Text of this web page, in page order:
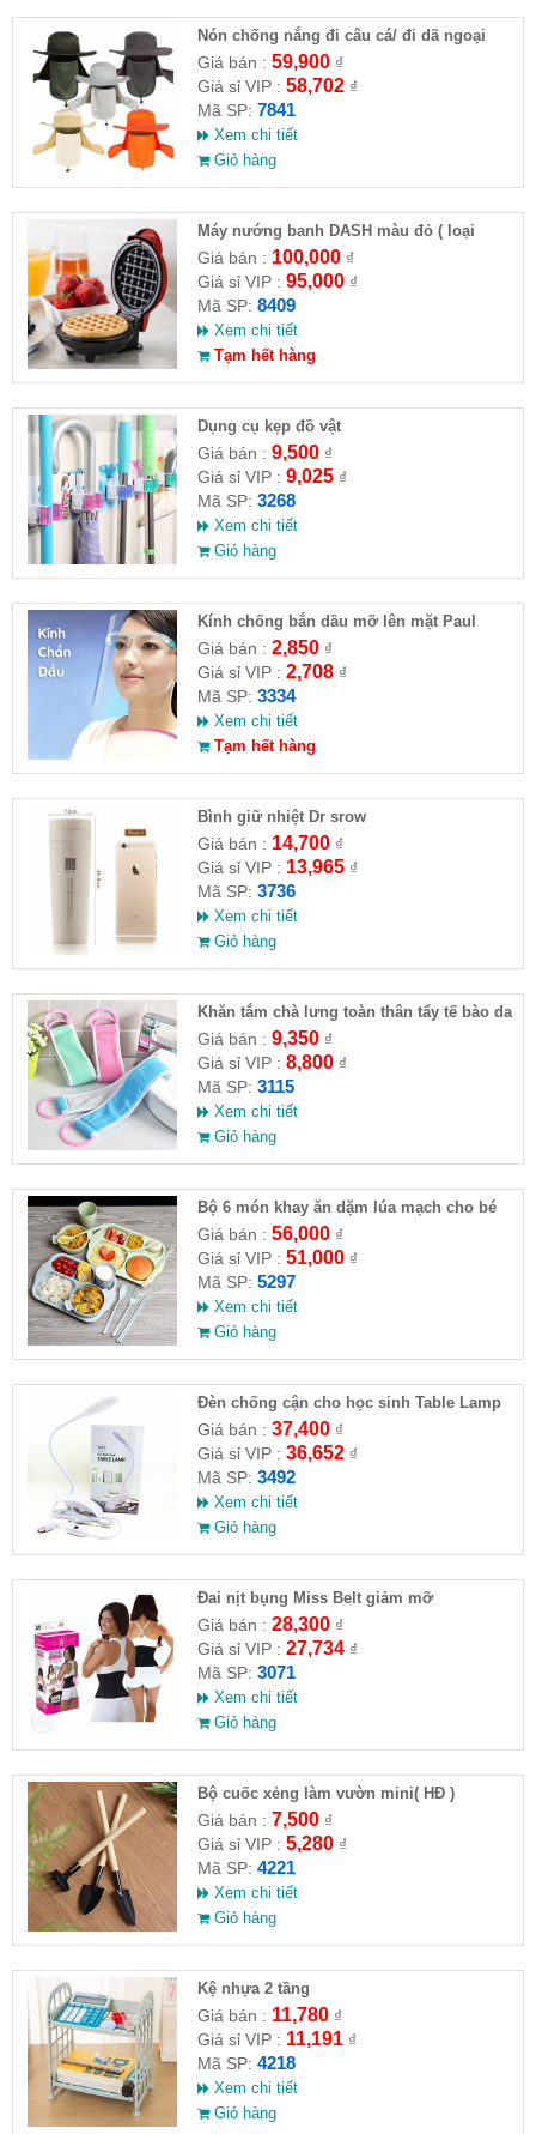
Nón chống nắng đi câu cá/ đi dã ngoại
Giá bán : 59,900₫
Giá sỉ VIP : 58,702₫
Mã SP: 7841
Xem chi tiết
Giỏ hàng
Máy nướng banh DASH màu đỏ ( loại
chuẩn )
Giá bán : 100,000₫
Giá sỉ VIP : 95,000₫
Mã SP: 8409
Xem chi tiết
Tạm hết hàng
Dụng cụ kẹp đồ vật
Giá bán : 9,500₫
Giá sỉ VIP : 9,025₫
Mã SP: 3268
Xem chi tiết
Giỏ hàng
Kính chống bắn dầu mỡ lên mặt Paul
lorna
Giá bán : 2,850₫
Giá sỉ VIP : 2,708₫
Mã SP: 3334
Xem chi tiết
Tạm hết hàng
Bình giữ nhiệt Dr srow
Giá bán : 14,700₫
Giá sỉ VIP : 13,965₫
Mã SP: 3736
Xem chi tiết
Giỏ hàng
Khăn tắm chà lưng toàn thân tẩy tế bào da
chết
Giá bán : 9,350₫
Giá sỉ VIP : 8,800₫
Mã SP: 3115
Xem chi tiết
Giỏ hàng
Bộ 6 món khay ăn dặm lúa mạch cho bé
Giá bán : 56,000₫
Giá sỉ VIP : 51,000₫
Mã SP: 5297
Xem chi tiết
Giỏ hàng
Đèn chống cận cho học sinh Table Lamp
MH-007
Giá bán : 37,400₫
Giá sỉ VIP : 36,652₫
Mã SP: 3492
Xem chi tiết
Giỏ hàng
Đai nịt bụng Miss Belt giảm mỡ
Giá bán : 28,300₫
Giá sỉ VIP : 27,734₫
Mã SP: 3071
Xem chi tiết
Giỏ hàng
Bộ cuốc xẻng làm vườn mini( HĐ )
Giá bán : 7,500₫
Giá sỉ VIP : 5,280₫
Mã SP: 4221
Xem chi tiết
Giỏ hàng
Kệ nhựa 2 tầng
Giá bán : 11,780₫
Giá sỉ VIP : 11,191₫
Mã SP: 4218
Xem chi tiết
Giỏ hàng